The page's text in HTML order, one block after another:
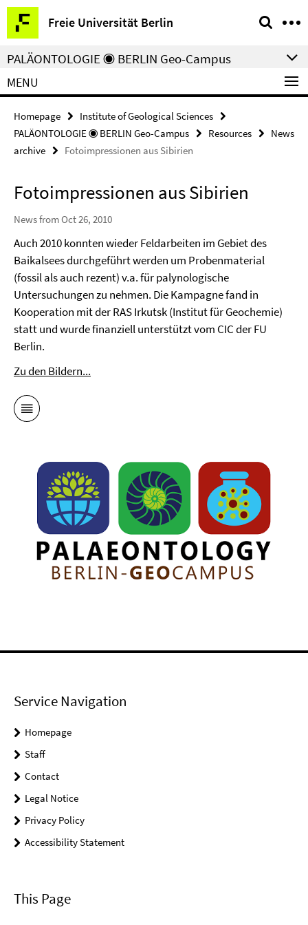
Springe
direkt
zu
Inhalt
Freie Universität Berlin
Service
Navigation
PALÄONTOLOGIE ◉ BERLIN Geo-Campus
MENU
Homepage
Institute of Geological Sciences
PALÄONTOLOGIE ◉ BERLIN Geo-Campus
Resources
News
archive
Fotoimpressionen aus Sibirien
Fotoimpressionen aus Sibirien
News from Oct 26, 2010
Auch 2010 konnten wieder Feldarbeiten im Gebiet des
Baikalsees durchgeführt werden um Probenmaterial
(fossil als auch rezent) v.a. für palynologische
Untersuchungen zu nehmen. Die Kampagne fand in
Kooperation mit der RAS Irkutsk (Institut für Geochemie)
statt und wurde finanziell unterstützt vom CIC der FU
Berlin.
Zu den Bildern...
Service Navigation
Homepage
Staff
Contact
Legal Notice
Privacy Policy
Accessibility Statement
This Page